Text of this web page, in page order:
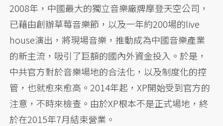
2008年，中國最大的獨立音樂廠牌摩登天空公司，
已藉由創辦草莓音樂節，以及一年約200場的live
house演出，將現場音樂，推動成為中國音樂產業
的新主流，吸引了巨額的國內外資金投入。於是，
中共官方對於音樂場地的合法化，以及制度化的控
管，也就愈來愈高。2014年起，XP開始受到官方的
注意，不時來檢查。由於XP根本不是正式場地，終
於在2015年7月結束營業。